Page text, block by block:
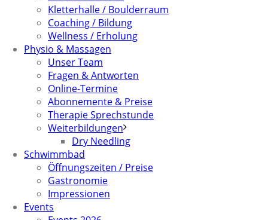
Kletterhalle / Boulderraum
Coaching / Bildung
Wellness / Erholung
Physio & Massagen
Unser Team
Fragen & Antworten
Online-Termine
Abonnemente & Preise
Therapie Sprechstunde
Weiterbildungen
Dry Needling
Schwimmbad
Öffnungszeiten / Preise
Gastronomie
Impressionen
Events